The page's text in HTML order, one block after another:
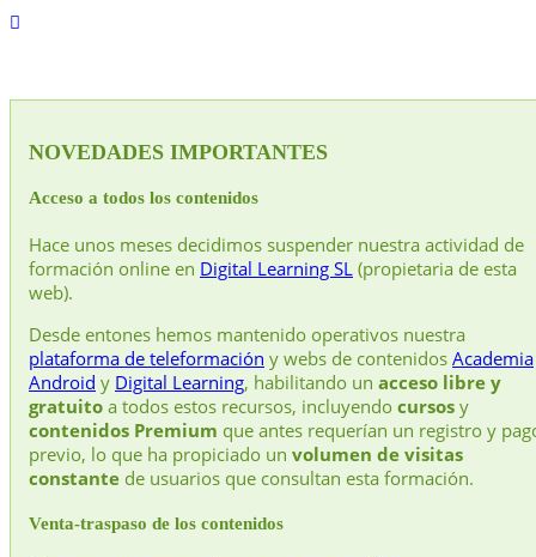
NOVEDADES IMPORTANTES
Acceso a todos los contenidos
Hace unos meses decidimos suspender nuestra actividad de
formación online en Digital Learning SL (propietaria de esta
web).
Desde entones hemos mantenido operativos nuestra
plataforma de teleformación y webs de contenidos Academia
Android y Digital Learning, habilitando un acceso libre y
gratuito a todos estos recursos, incluyendo cursos y
contenidos Premium que antes requerían un registro y
previo, lo que ha propiciado un volumen de visitas
constante de usuarios que consultan esta formación.
Venta-traspaso de los contenidos